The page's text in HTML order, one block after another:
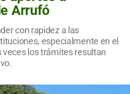
Arrufó
con rapidez a las
especialmente en el
veces los trámites resultan